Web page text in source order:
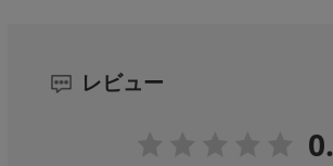
レビュー